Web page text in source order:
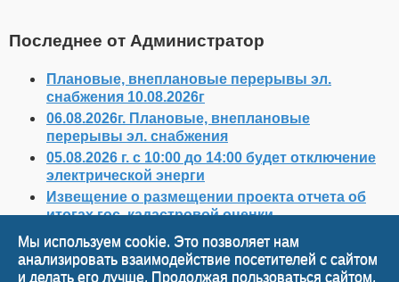
Последнее от Администратор
Плановые, внеплановые перерывы эл.
снабжения 10.08.2026г
06.08.2026г. Плановые, внеплановые
перерывы эл. снабжения
05.08.2026 г. с 10:00 до 14:00 будет отключение
электрической энерги
Извещение о размещении проекта отчета об
итогах гос. кадастровой оценки
Плановые, внеплановые перерывы эл.
снабжения
Мы используем cookie. Это позволяет нам
анализировать взаимодействие посетителей с сайтом
и делать его лучше. Продолжая пользоваться сайтом,